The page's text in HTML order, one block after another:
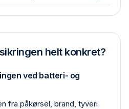
helt konkret?
ved batteri- og
fra påkørsel, brand, tyveri